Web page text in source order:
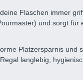
Flaschen immer
und sorgt
Platzersparnis und
langlebig,